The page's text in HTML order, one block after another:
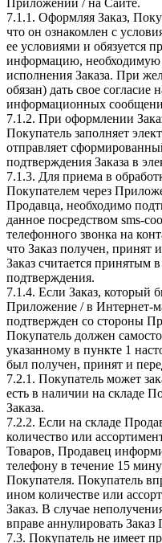
7.1.1. Оформляя Заказ,
что он ознакомлен с
ее условиями и обязуется
информацию, необходимую
исполнения Заказа. При
обязан) дать свое согласие
информационных
7.1.2. При оформлении
Покупатель заполняет
отправляет
подтверждения Заказа в
7.1.3. Для приема в
Покупателем через
Продавца, необходимо
данное посредством sms-
телефонного звонка на
что Заказ получен, принят
Заказ считается принятым
подтверждения.
7.1.4. Если Заказ, который
Приложение / в Интернет-
подтвержден со стороны
Покупатель должен
указанному в пункте 1
был получен, принят и
7.2.1. Покупатель может
есть в наличии на складе
Заказа.
7.2.2. Если на складе
количество или
Товаров, Продавец
телефону в течение 15
Покупателя. Покупатель
ином количестве или
Заказ. В случае
вправе аннулировать
7.3. Покупатель не имеет